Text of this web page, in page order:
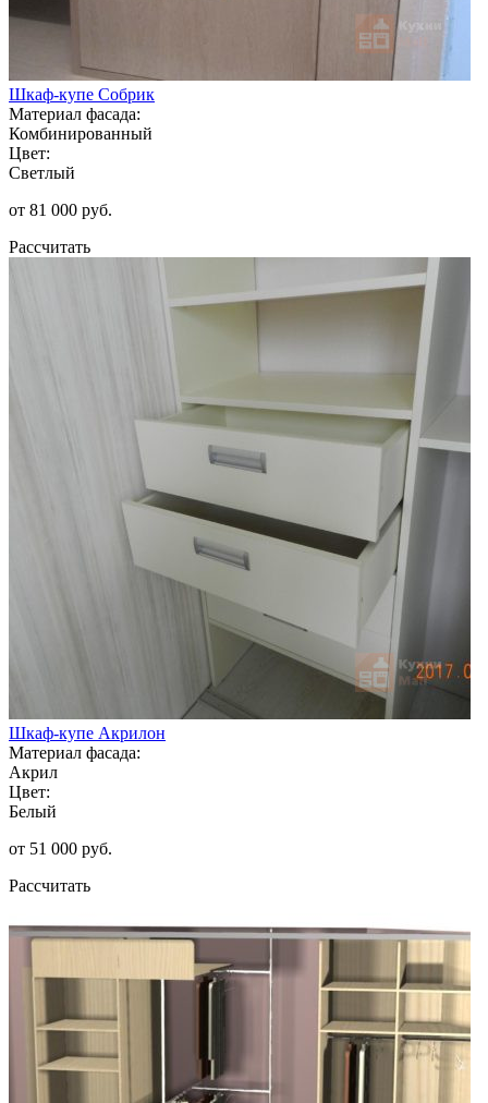
Шкаф-купе Собрик
Материал фасада:
Комбинированный
Цвет:
Светлый
от 81 000 руб.
Рассчитать
Шкаф-купе Акрилон
Материал фасада:
Акрил
Цвет:
Белый
от 51 000 руб.
Рассчитать